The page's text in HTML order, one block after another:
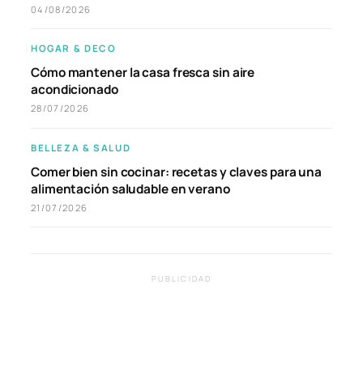
04/08/2026
HOGAR & DECO
Cómo mantener la casa fresca sin aire
acondicionado
28/07/2026
BELLEZA & SALUD
Comer bien sin cocinar: recetas y claves para una
alimentación saludable en verano
21/07/2026
PUBLICIDAD